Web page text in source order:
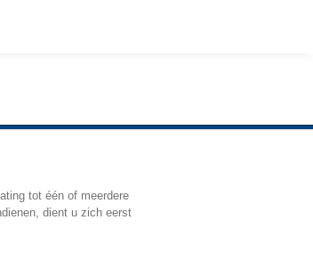
tot één of meerdere
dient u zich eerst